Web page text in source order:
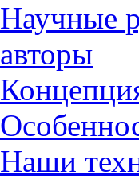
Научные
авторы
Наши